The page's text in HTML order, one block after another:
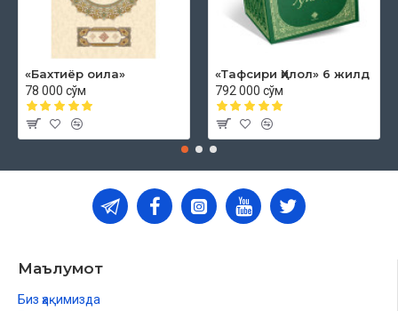
«Бахтиёр оила»
78 000 сўм
«Тафсири Ҳилол» 6 жилд
792 000 сўм
Маълумот
Биз ҳақимизда